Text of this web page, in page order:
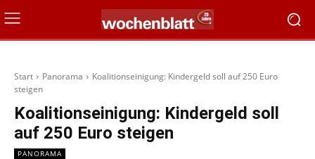
Start Panorama
Koalitionseinigung: Kindergeld soll auf 250 Euro
steigen
Koalitionseinigung: Kindergeld soll
auf 250 Euro steigen
PANORAMA